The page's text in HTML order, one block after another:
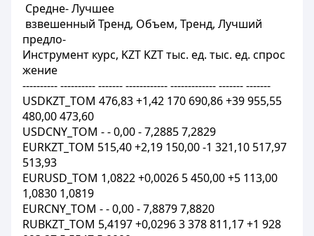
Средне- Лучшее
взвешенный Тренд, Объем, Тренд, Лучший
предло-
Инструмент курс, KZT KZT тыс. ед. тыс. ед. спрос
жение
---------- ---------- ------- ------------ ------------- ------- -------
USDKZT_TOM 476,83 +1,42 170 690,86 +39 955,55
480,00 473,60
USDCNY_TOM - - 0,00 - 7,2885 7,2829
EURKZT_TOM 515,40 +2,19 150,00 -1 321,10 517,97
513,93
EURUSD_TOM 1,0822 +0,0026 5 450,00 +5 113,00
1,0830 1,0819
EURCNY_TOM - - 0,00 - 7,8879 7,8820
RUBKZT_TOM 5,4197 +0,0296 3 378 811,17 +1 928